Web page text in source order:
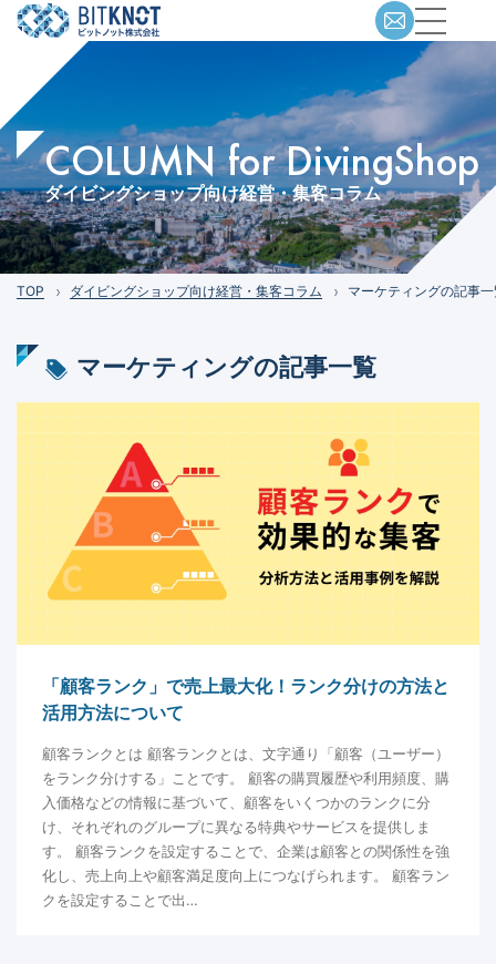
COLUMN for DivingShop
ダイビングショップ向け経営・集客コラム
TOP ダイビングショップ向け経営・集客コラム マーケティングの記事
マーケティングの記事一覧
「顧客ランク」で売上最大化！ランク分けの方法と
活用方法について
顧客ランクとは 顧客ランクとは、文字通り「顧客（ユーザー）
をランク分けする」ことです。 顧客の購買履歴や利用頻度、購
入価格などの情報に基づいて、顧客をいくつかのランクに分
け、それぞれのグループに異なる特典やサービスを提供しま
す。 顧客ランクを設定することで、企業は顧客との関係性を強
化し、売上向上や顧客満足度向上につなげられます。 顧客ラン
クを設定することで出…